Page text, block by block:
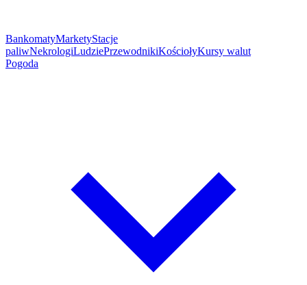
BankomatyMarketyStacje
paliwNekrologiLudziePrzewodnikiKościołyKursy walut
Pogoda